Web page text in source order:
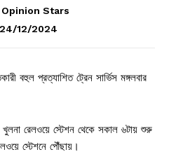
Stars
24/12/2024
বহুল প্রত্যাশিত ট্রেন সার্ভিস মঙ্গলবার
খুলনা রেলওয়ে স্টেশন থেকে সকাল ৬টায় শুরু
স্টেশনে পৌঁছায়।